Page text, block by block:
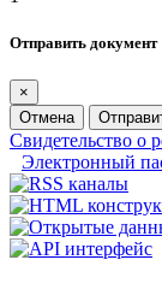
Отправить документ
×
Отмена
Свидетельство
Электронный